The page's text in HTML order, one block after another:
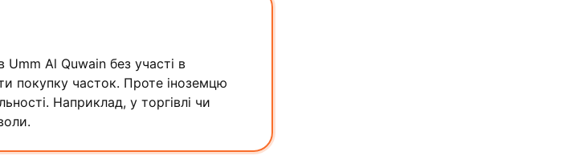
Al Quwain без участі в
покупку часток. Проте іноземцю
Наприклад, у торгівлі чи